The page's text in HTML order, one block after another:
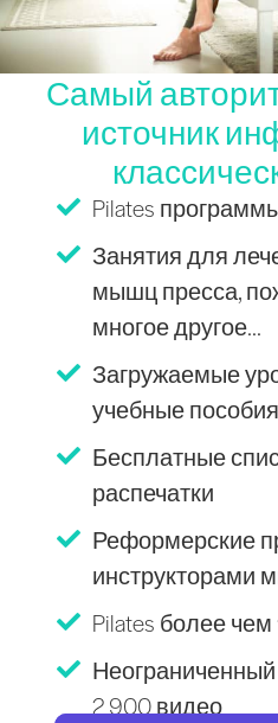
Самый
источник
Pilates
Занятия для
мышц пресса,
многое другое...
Загружаемые
учебные пособия
Бесплатные
распечатки
Реформерские
инструкторами
Pilates более чем
2 900 видео